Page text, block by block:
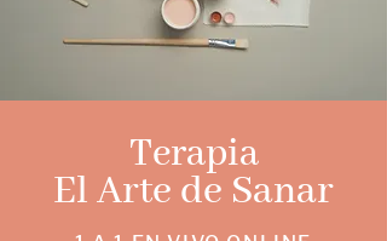
Terapia
El Arte de Sanar